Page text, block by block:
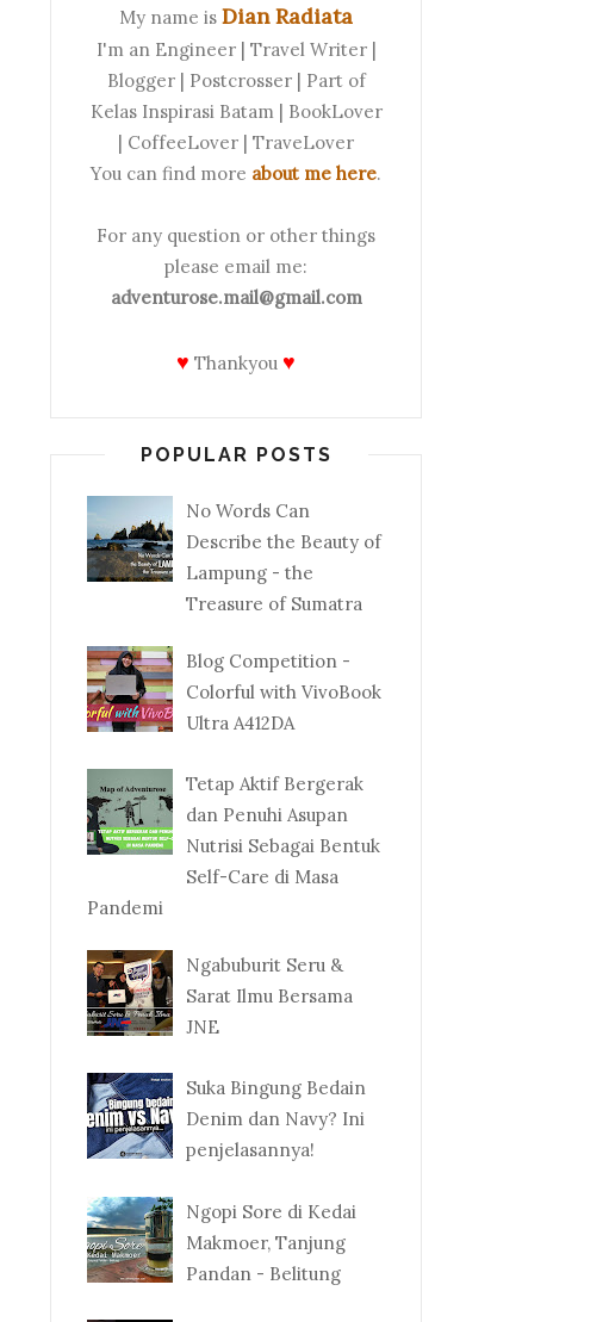
My name is Dian Radiata
I'm an Engineer | Travel Writer |
Blogger | Postcrosser | Part of
Kelas Inspirasi Batam | BookLover
| CoffeeLover | TraveLover
You can find more about me here.
For any question or other things
please email me:
adventurose.mail@gmail.com
♥ Thankyou ♥
POPULAR POSTS
No Words Can
Describe the Beauty of
Lampung - the
Treasure of Sumatra
Blog Competition -
Colorful with VivoBook
Ultra A412DA
Tetap Aktif Bergerak
dan Penuhi Asupan
Nutrisi Sebagai Bentuk
Self-Care di Masa
Pandemi
Ngabuburit Seru &
Sarat Ilmu Bersama
JNE
Suka Bingung Bedain
Denim dan Navy? Ini
penjelasannya!
Ngopi Sore di Kedai
Makmoer, Tanjung
Pandan - Belitung